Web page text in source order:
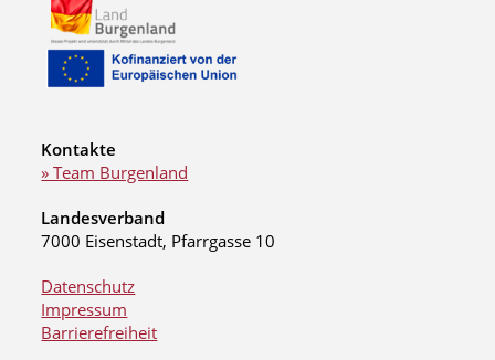
Kontakte
» Team Burgenland
Landesverband
7000 Eisenstadt, Pfarrgasse 10
Datenschutz
Impressum
Barrierefreiheit